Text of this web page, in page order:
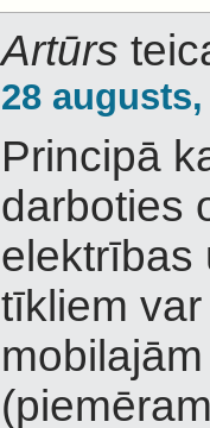
Artūrs
28 augusts,
Principā
darboties
elektrības
tīkliem